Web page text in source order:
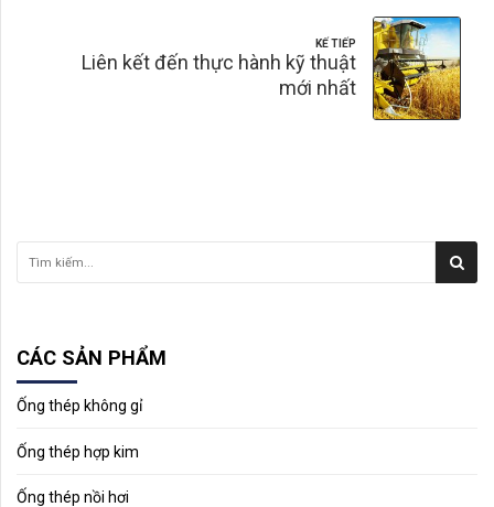
KẾ TIẾP
Liên kết đến thực hành kỹ thuật
mới nhất
CÁC SẢN PHẨM
Ống thép không gỉ
Ống thép hợp kim
Ống thép nồi hơi